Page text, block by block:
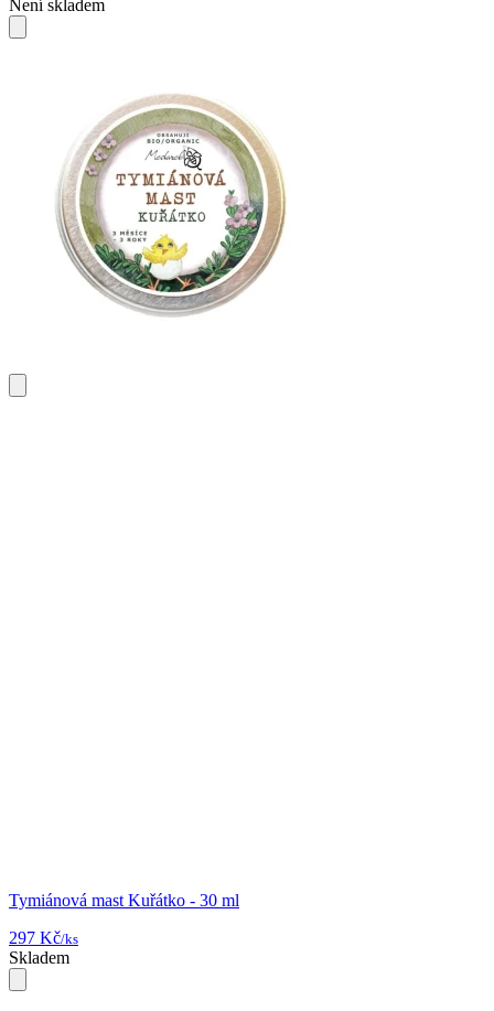
Není skladem
Tymiánová mast Kuřátko - 30 ml
297 Kč/ks
Skladem